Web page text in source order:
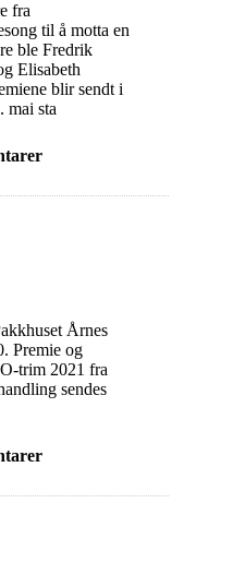
fra
til å motta en
ble Fredrik
Elisabeth
blir sendt i
mai sta
Årnes
Premie og
trim 2021 fra
sendes